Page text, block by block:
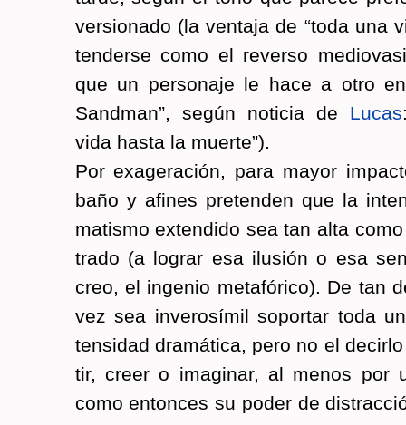
ver­sio­na­do (la ven­ta­ja de “toda una
ten­der­se como el re­ver­so
que un per­so­na­je le hace a otro
Sand­man”, según no­ti­cia de Lucas
vida hasta la muer­te”).
Por exa­ge­ra­ción, para mayor
baño y afi­nes pre­ten­den que la
ma­tis­mo ex­ten­di­do sea tan alta
tra­do (a lo­grar esa ilu­sión o esa
creo, el in­ge­nio me­ta­fó­ri­co). De tan
vez sea in­ve­ro­sí­mil so­por­tar toda
ten­si­dad dra­má­ti­ca, pero no el
tir, creer o ima­gi­nar, al menos por
como en­ton­ces su poder de